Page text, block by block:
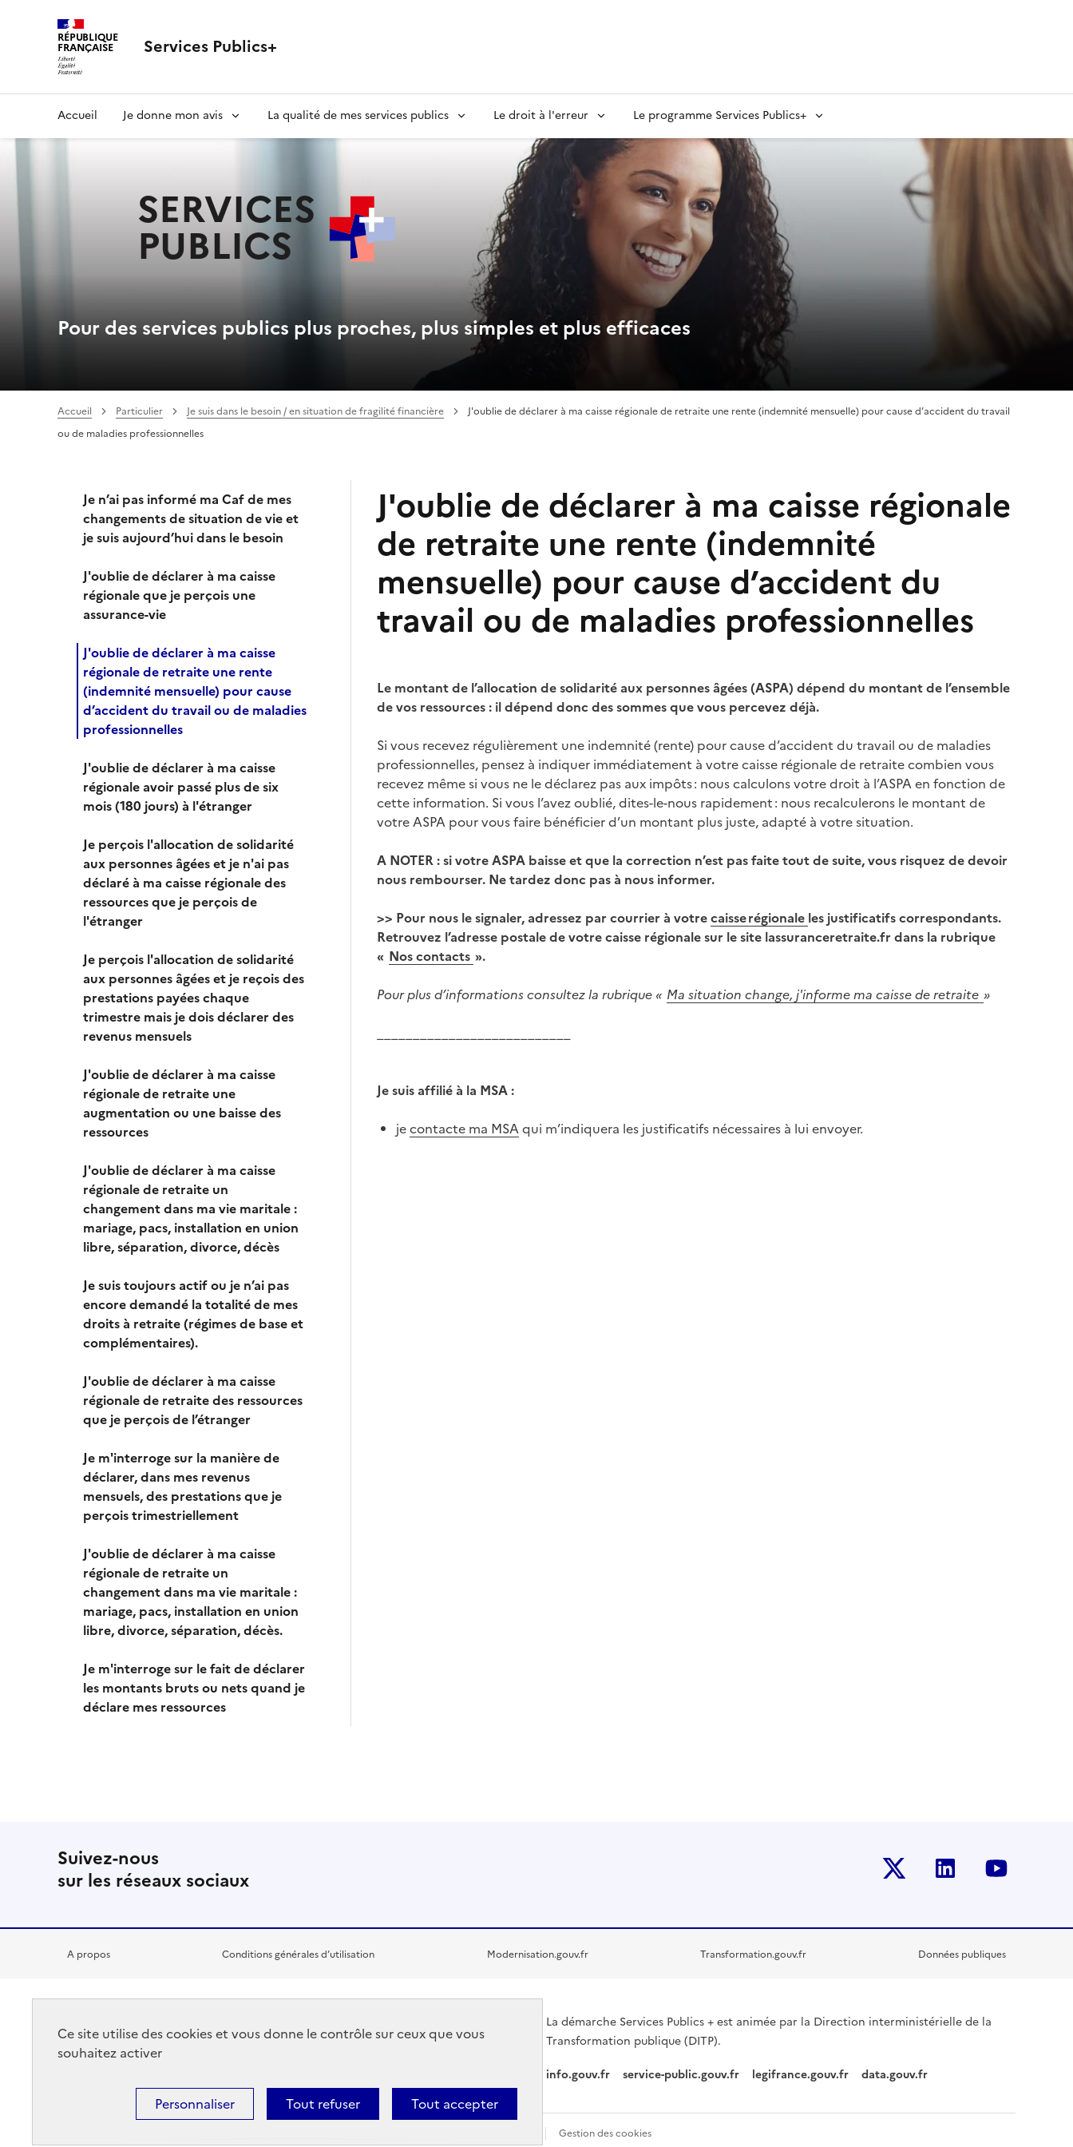
RÉPUBLIQUE
FRANÇAISE Services Publics+
principaleAccueil Je donne mon avis La qualité de mes services publics Le droit à l'erreur Le programme Services Publics+
SERVICES
PUBLICS
Pour des services publics plus proches, plus simples et plus efficaces
Accueil Particulier Je suis dans le besoin / en situation de fragilité financière
J'oublie de déclarer à ma caisse régionale de retraite une rente (indemnité mensuelle) pour cause d’accident du travail
ou de maladies professionnelles
Je n’ai pas informé ma Caf de mes
changements de situation de vie et
je suis aujourd’hui dans le besoin
J'oublie de déclarer à ma caisse
régionale que je perçois une
assurance-vie
J'oublie de déclarer à ma caisse
régionale de retraite une rente
(indemnité mensuelle) pour cause
d’accident du travail ou de maladies
professionnelles
J'oublie de déclarer à ma caisse
régionale avoir passé plus de six
mois (180 jours) à l'étranger
Je perçois l'allocation de solidarité
aux personnes âgées et je n'ai pas
déclaré à ma caisse régionale des
ressources que je perçois de
l'étranger
Je perçois l'allocation de solidarité
aux personnes âgées et je reçois des
prestations payées chaque
trimestre mais je dois déclarer des
revenus mensuels
J'oublie de déclarer à ma caisse
régionale de retraite une
augmentation ou une baisse des
ressources
J'oublie de déclarer à ma caisse
régionale de retraite un
changement dans ma vie maritale :
mariage, pacs, installation en union
libre, séparation, divorce, décès
Je suis toujours actif ou je n’ai pas
encore demandé la totalité de mes
droits à retraite (régimes de base et
complémentaires).
J'oublie de déclarer à ma caisse
régionale de retraite des ressources
que je perçois de l’étranger
Je m'interroge sur la manière de
déclarer, dans mes revenus
mensuels, des prestations que je
perçois trimestriellement
J'oublie de déclarer à ma caisse
régionale de retraite un
changement dans ma vie maritale :
mariage, pacs, installation en union
libre, divorce, séparation, décès.
Je m'interroge sur le fait de déclarer
les montants bruts ou nets quand je
déclare mes ressources
J'oublie de déclarer à ma caisse régionale
de retraite une rente (indemnité
mensuelle) pour cause d’accident du
travail ou de maladies professionnelles
Le montant de l’allocation de solidarité aux personnes âgées (ASPA) dépend du montant de l’ensemble
de vos ressources : il dépend donc des sommes que vous percevez déjà.
Si vous recevez régulièrement une indemnité (rente) pour cause d’accident du travail ou de maladies
professionnelles, pensez à indiquer immédiatement à votre caisse régionale de retraite combien vous
recevez même si vous ne le déclarez pas aux impôts : nous calculons votre droit à l’ASPA en fonction de
cette information. Si vous l’avez oublié, dites-le-nous rapidement : nous recalculerons le montant de
votre ASPA pour vous faire bénéficier d’un montant plus juste, adapté à votre situation.
A NOTER : si votre ASPA baisse et que la correction n’est pas faite tout de suite, vous risquez de devoir
nous rembourser. Ne tardez donc pas à nous informer.
>> Pour nous le signaler, adressez par courrier à votrecaisse régionale les justificatifs correspondants.
Retrouvez l’adresse postale de votre caisse régionale sur le site lassuranceretraite.fr dans la rubrique
« Nos contacts ».
Pour plus d’informations consultez la rubrique « Ma situation change, j'informe ma caisse de retraite »
Je suis affilié à la MSA :
jecontacte ma MSAqui m’indiquera les justificatifs nécessaires à lui envoyer.
Suivez-nous
sur les réseaux sociaux
Twitter-x Linkedin
A propos Conditions générales d’utilisation Modernisation.gouv.fr Transformation.gouv.fr Données publiques
RÉPUBLIQUE
FRANÇAISE
La démarche Services Publics + est animée par la Direction interministérielle de la
Transformation publique (DITP).
info.gouv.fr
service-public.gouv.fr legifrance.gouv.fr data.gouv.fr
Footer
Gestion des cookies
Ce site utilise des cookies et vous donne le contrôle sur ceux que vous
souhaitez activer
Tout accepter
Tout refuser
Personnaliser